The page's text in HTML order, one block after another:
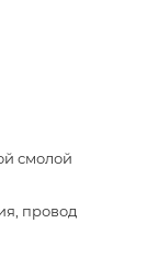
смолой
провод